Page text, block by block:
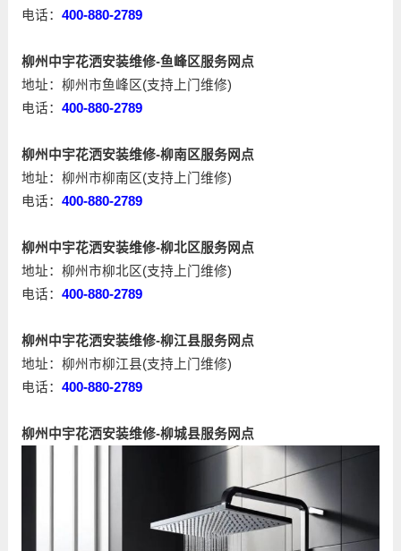
电话： 400-880-2789
柳州中宇花洒安装维修-鱼峰区服务网点
地址：柳州市鱼峰区(支持上门维修)
电话： 400-880-2789
柳州中宇花洒安装维修-柳南区服务网点
地址：柳州市柳南区(支持上门维修)
电话： 400-880-2789
柳州中宇花洒安装维修-柳北区服务网点
地址：柳州市柳北区(支持上门维修)
电话： 400-880-2789
柳州中宇花洒安装维修-柳江县服务网点
地址：柳州市柳江县(支持上门维修)
电话： 400-880-2789
柳州中宇花洒安装维修-柳城县服务网点